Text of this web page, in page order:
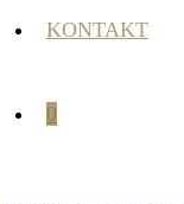
KONTAKT
0